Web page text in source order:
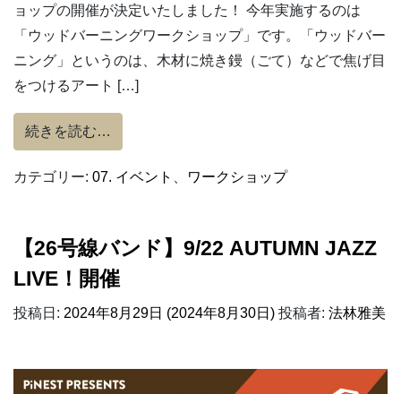
ョップの開催が決定いたしました！ 今年実施するのは
「ウッドバーニングワークショップ」です。「ウッドバー
ニング」というのは、木材に焼き鏝（ごて）などで焦げ目
をつけるアート […]
続きを読む…
カテゴリー: 07. イベント ワークショップ
【26号線バンド】9/22 AUTUMN JAZZ
LIVE！開催
投稿日: 2024年8月29日 (2024年8月30日) 投稿者: 法林雅美